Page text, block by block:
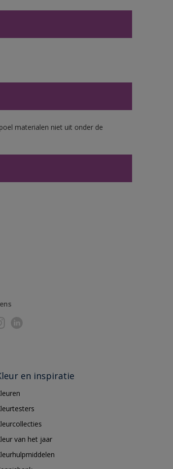
materialen niet uit onder de
en inspiratie
van het jaar